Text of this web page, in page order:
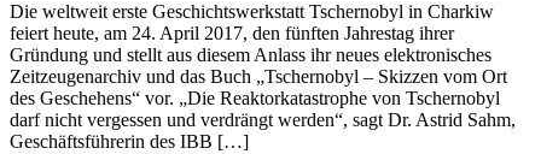
Die weltweit erste Geschichtswerkstatt Tschernobyl in Charkiw
feiert heute, am 24. April 2017, den fünften Jahrestag ihrer
Gründung und stellt aus diesem Anlass ihr neues elektronisches
Zeitzeugenarchiv und das Buch „Tschernobyl – Skizzen vom Ort
des Geschehens“ vor. „Die Reaktorkatastrophe von Tschernobyl
darf nicht vergessen und verdrängt werden“, sagt Dr. Astrid Sahm,
Geschäftsführerin des IBB […]